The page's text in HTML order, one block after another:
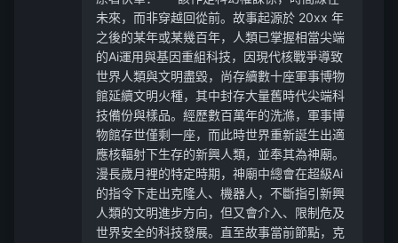
未來，而非穿越回從前。故事起源於 20xx 年
之後的某年或某幾百年，人類已掌握相當尖端
的Ai運用與基因重組科技，因現代核戰爭導致
世界人類與文明盡毀，尚存續數十座軍事博物
館延續文明火種，其中封存大量舊時代尖端科
技備份與樣品。經歷數百萬年的洗滌，軍事博
物館存世僅剩一座，而此時世界重新誕生出適
應核輻射下生存的新興人類，並奉其為神廟。
漫長歲月裡的特定時期，神廟中總會在超級Ai
的指令下走出克隆人、機器人，不斷指引新興
人類的文明進步方向，但又會介入、限制危及
世界安全的科技發展。直至故事當前節點，克